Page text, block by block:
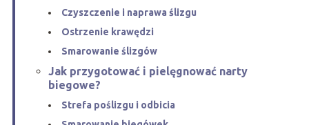
Czyszczenie i naprawa ślizgu
Ostrzenie krawędzi
Smarowanie ślizgów
Jak przygotować i pielęgnować narty
biegowe?
Strefa poślizgu i odbicia